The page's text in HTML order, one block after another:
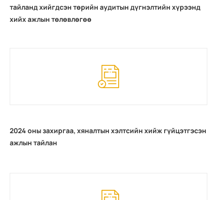
тайланд хийгдсэн төрийн аудитын дүгнэлтийн хүрээнд
хийх ажлын төлөвлөгөө
2024 оны захиргаа, хяналтын хэлтсийн хийж гүйцэтгэсэн
ажлын тайлан